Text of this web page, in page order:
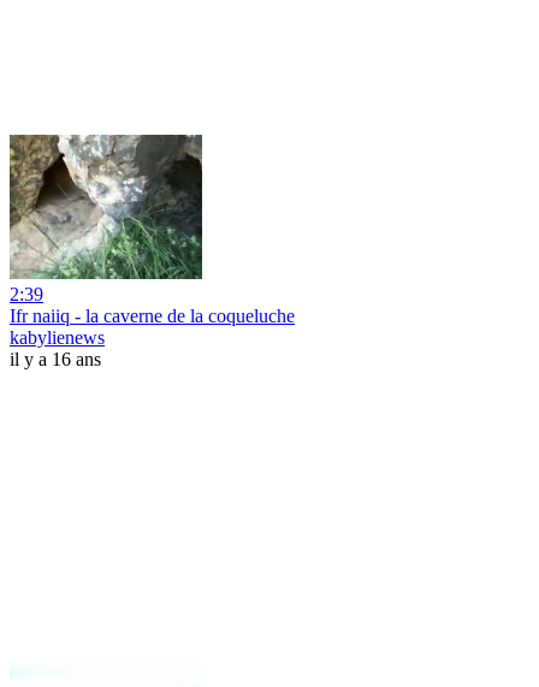
2:39
Ifr naiiq - la caverne de la coqueluche
kabylienews
il y a 16 ans